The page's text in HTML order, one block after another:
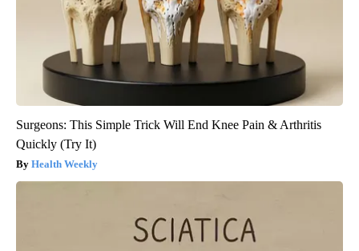
Surgeons: This Simple Trick Will End Knee Pain & Arthritis
Quickly (Try It)
Health Weekly